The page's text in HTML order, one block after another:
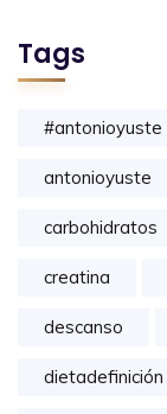
Tags
#antonioyuste
antonioyuste
carbohidratos
creatina
descanso
dietadefinición